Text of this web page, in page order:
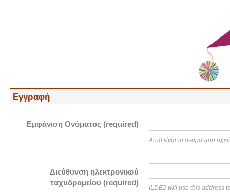
Εγγραφή
Εμφάνιση Ονόματος (required)
Αυτό είναι το όνομα που
Διεύθυνση ηλεκτρονικού
ταχυδρομείου (required)
ILDE2 will use this address